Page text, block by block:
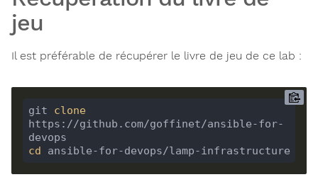
jeu
Il est préférable de récupérer le livre de jeu de ce lab :
git clone
https://github.com/goffinet/ansible-for-
cd ansible-for-devops/lamp-infrastructure